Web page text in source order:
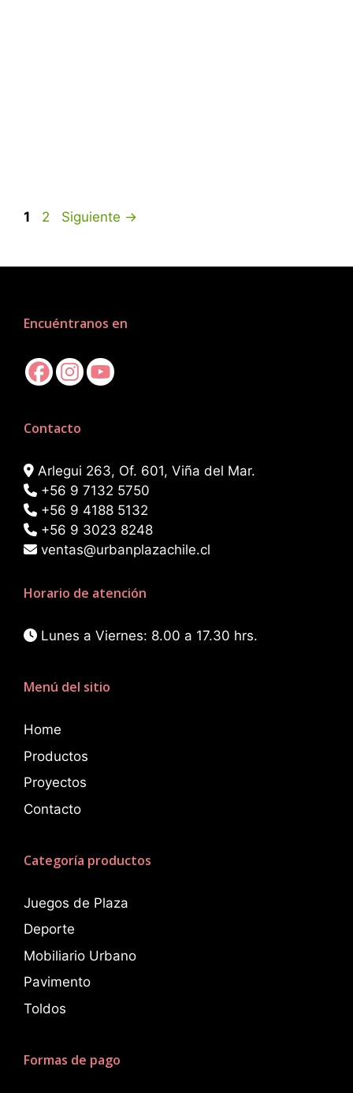
1 2 Siguiente →
Encuéntranos en
Contacto
Arlegui 263, Of. 601, Viña del Mar.
+56 9 7132 5750
+56 9 4188 5132
+56 9 3023 8248
ventas@urbanplazachile.cl
Horario de atención
Lunes a Viernes: 8.00 a 17.30 hrs.
Menú del sitio
Home
Productos
Proyectos
Contacto
Categoría productos
Juegos de Plaza
Deporte
Mobiliario Urbano
Pavimento
Toldos
Formas de pago